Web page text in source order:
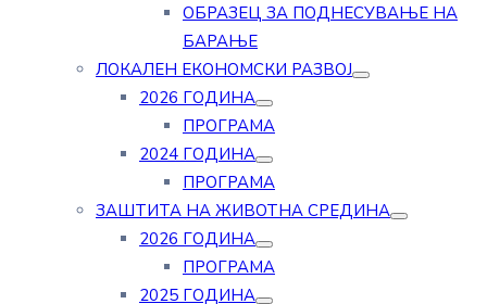
ОБРАЗЕЦ ЗА ПОДНЕСУВАЊЕ НА
БАРАЊЕ
ЛОКАЛЕН ЕКОНОМСКИ РАЗВОЈ
2026 ГОДИНА
ПРОГРАМА
2024 ГОДИНА
ПРОГРАМА
ЗАШТИТА НА ЖИВОТНА СРЕДИНА
2026 ГОДИНА
ПРОГРАМА
2025 ГОДИНА